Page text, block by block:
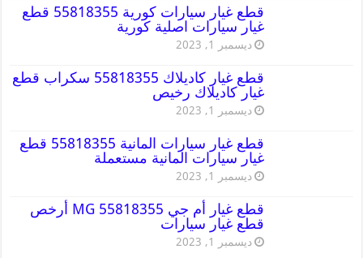
قطع غيار سيارات كورية 55818355 قطع
غيار سيارات اصلية كورية
ديسمبر 1, 2023
قطع غيار كاديلاك 55818355 سكراب قطع
غيار كاديلاك رخيص
ديسمبر 1, 2023
قطع غيار سيارات المانية 55818355 قطع
غيار سيارات المانية مستعملة
ديسمبر 1, 2023
قطع غيار أم جي MG 55818355 أرخص
قطع غيار سيارات
ديسمبر 1, 2023